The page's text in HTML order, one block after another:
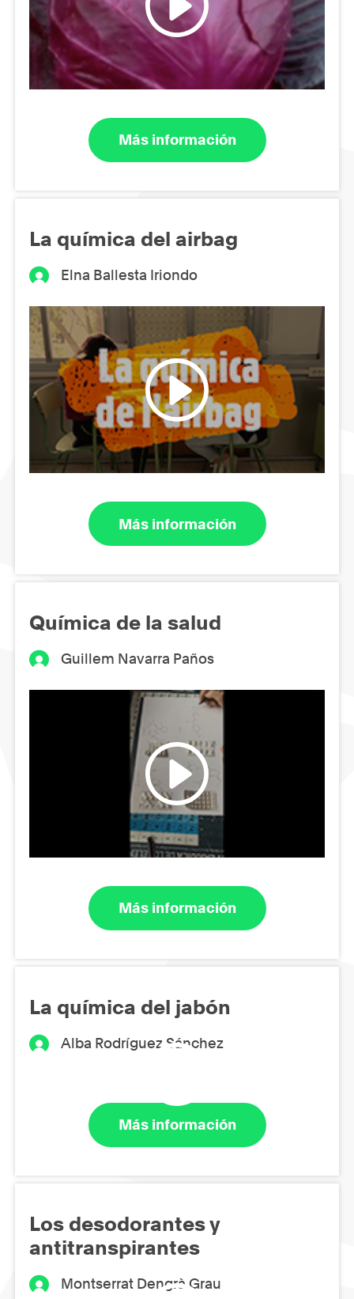
Más información
La química del airbag
Elna Ballesta Iriondo
Más información
Química de la salud
Guillem Navarra Paños
Más información
La química del jabón
Alba Rodríguez Sánchez
Más información
Los desodorantes y
antitranspirantes
Montserrat Dengrà Grau